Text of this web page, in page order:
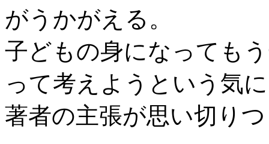
がうかがえる。
子どもの身になっても
って考えようという気
著者の主張が思い切り